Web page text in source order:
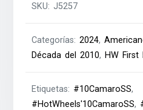
SKU:J5257
Categorías:2024,
Década del 2010, HW First
Etiquetas: #10CamaroSS,
#HotWheels'10CamaroSS,